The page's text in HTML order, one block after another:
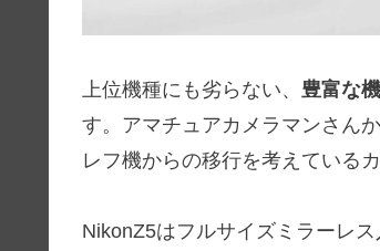
上位機種にも劣らない、 豊富な
す。アマチュアカメラマンさん
レフ機からの移行を考えている
NikonZ5はフルサイズミラーレス